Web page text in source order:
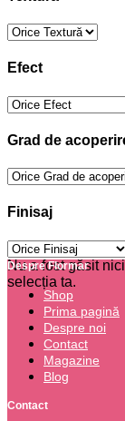
Efect
Grad de
Finisaj
Nu a fost găsit
selecția ta.
Despre Flormar
Shop
Prima pagină
Despre noi
Contact
Magazine
Blog
Contact